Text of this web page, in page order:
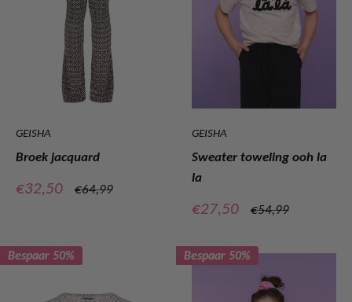
GEISHA
Broek jacquard
Verkoopprijs
€32,50
Normale
€64,99
GEISHA
Sweater toweling ooh la
la
Verkoopprijs
€27,50
Normale
€54,99
Bespaar 50% Bespaar 50%